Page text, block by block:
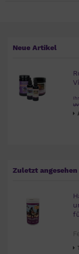
Neue Artikel
Zuletzt angesehen